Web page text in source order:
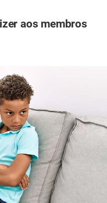
aos membros